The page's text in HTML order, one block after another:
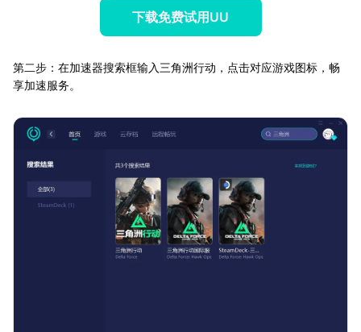
下载免费试用UU
第二步：在加速器搜索框输入三角洲行动，点击对应游戏图标，畅
享加速服务。